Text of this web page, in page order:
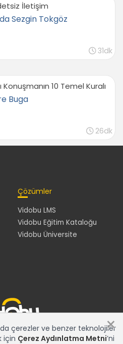
İletişim
Sezgin Tokgöz
31dk
Konuşmanın 10 Temel Kuralı
Buga
26dk
Çözümler
Vidobu LMS
Vidobu Eğitim Kataloğu
Vidobu Üniversite
×
çerezler ve benzer teknolojiler
için Çerez Aydınlatma Metni’ni